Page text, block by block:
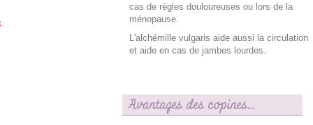
cas de règles douloureuses ou lors de la
ménopause.
L'alchémille vulgaris aide aussi la circulation
et aide en cas de jambes lourdes.
Avantages des copines…